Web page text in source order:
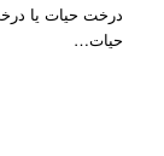
درخت حیات یا
حیات…